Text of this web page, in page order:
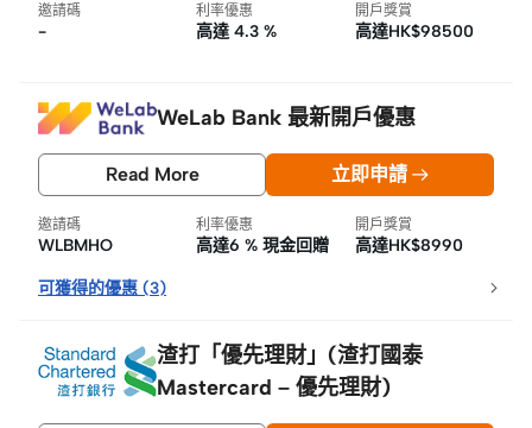
邀請碼
-
利率優惠
高達 4.3 %
開戶獎賞
高達HK$98500
WeLab Bank 最新開戶優惠
Read More 立即申請
邀請碼
WLBMHO
利率優惠
高達6 % 現金回贈
開戶獎賞
高達HK$8990
可獲得的優惠 (3)
渣打「優先理財」(渣打國泰
Mastercard – 優先理財)